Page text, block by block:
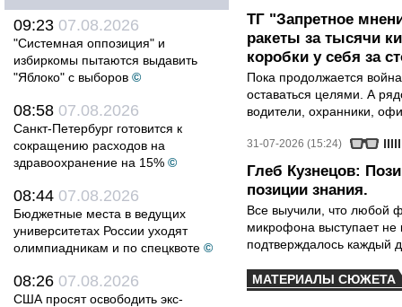
09:23 07.08.2026
"Системная оппозиция" и
избиркомы пытаются выдавить
"Яблоко" с выборов ©
08:58 07.08.2026
Санкт-Петербург готовится к
сокращению расходов на
здравоохранение на 15% ©
08:44 07.08.2026
Бюджетные места в ведущих
университетах России уходят
олимпиадникам и по спецквоте ©
08:26 07.08.2026
США просят освободить экс-
ТГ "Запретное
ракеты за тысячи
коробки у себя за
Пока продолжается
оставаться целями. А
водители, охранники,
31-07-2026 (15:24)
Глеб Кузнецов:
позиции знания.
Все выучили, что любой
микрофона выступает не
подтверждалось каждый
МАТЕРИАЛЫ СЮЖЕТА